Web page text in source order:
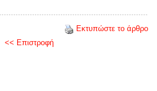
Εκτυπώστε το άρθρο
<< Επιστροφή